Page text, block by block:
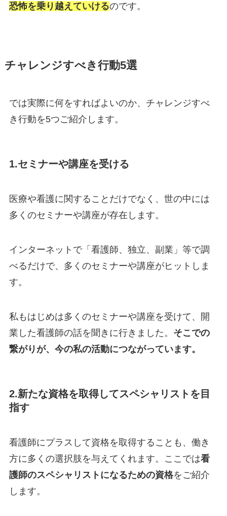
恐怖を乗り越えていけるのです。
チャレンジすべき行動5選
では実際に何をすればよいのか、チャレンジすべ
き行動を5つご紹介します。
1.セミナーや講座を受ける
医療や看護に関することだけでなく、世の中には
多くのセミナーや講座が存在します。
インターネットで「看護師、独立、副業」等で調
べるだけで、多くのセミナーや講座がヒットしま
す。
私もはじめは多くのセミナーや講座を受けて、開
業した看護師の話を聞きに行きました。 そこでの
繋がりが、今の私の活動につながっています。
2.新たな資格を取得してスペシャリストを目
指す
看護師にプラスして資格を取得することも、働き
方に多くの選択肢を与えてくれます。ここでは看
護師のスペシャリストになるための資格をご紹介
します。